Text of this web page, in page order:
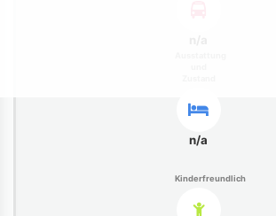
n/a
Kinderfreundlich